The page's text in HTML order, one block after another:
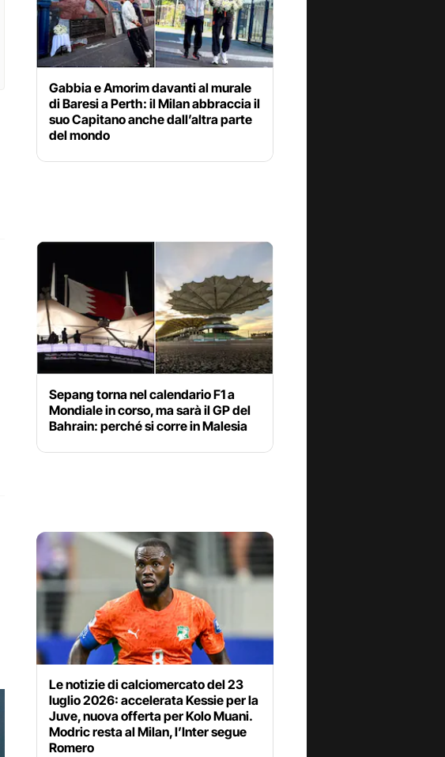
Gabbia e Amorim davanti al murale
di Baresi a Perth: il Milan abbraccia il
suo Capitano anche dall’altra parte
del mondo
Sepang torna nel calendario F1 a
Mondiale in corso, ma sarà il GP del
Bahrain: perché si corre in Malesia
Le notizie di calciomercato del 23
luglio 2026: accelerata Kessie per la
Juve, nuova offerta per Kolo Muani.
Modric resta al Milan, l’Inter segue
Romero